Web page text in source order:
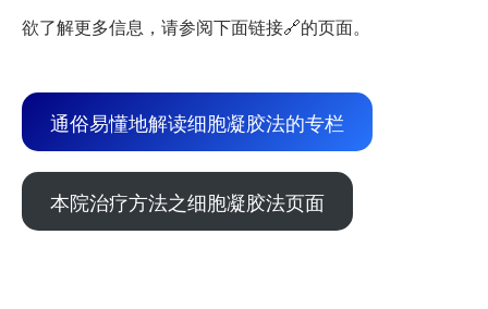
欲了解更多信息，请参阅下面链接🔗的页面。
通俗易懂地解读细胞凝胶法的专栏
本院治疗方法之细胞凝胶法页面